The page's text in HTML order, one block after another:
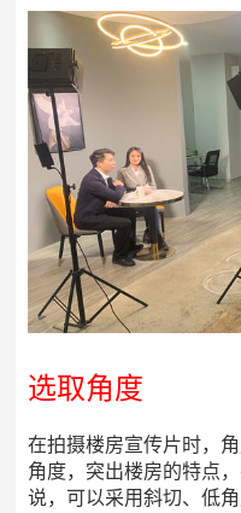
选取角度
在拍摄楼房宣传片时，
角度，突出楼房的特点
说，可以采用斜切、低